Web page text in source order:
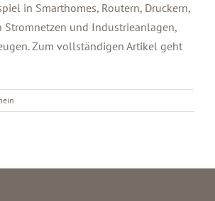
in Smarthomes, Routern, Druckern,
Stromnetzen und Industrieanlagen,
Zum vollständigen Artikel geht